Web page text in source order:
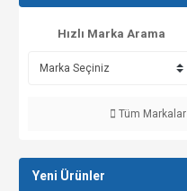
Hızlı Marka Arama
Tüm Markalar
Yeni Ürünler